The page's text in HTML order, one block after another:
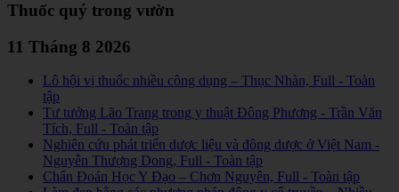
Thuốc quý trong vườn
11 Tháng 8 2026
Lô hội vị thuốc nhiều công dụng – Thục Nhàn, Full - Toàn
tập
Tư tưởng Lão Trang trong y thuật Đông Phương - Trần Văn
Tích, Full - Toàn tập
Nghiên cứu phát triển dược liệu và đông dược ở Việt Nam -
Nguyễn Thượng Dong, Full - Toàn tập
Chẩn Đoán Học Y Đạo – Chơn Nguyên, Full - Toàn tập